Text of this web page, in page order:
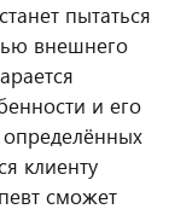
пытаться
внешнего
и его
клиенту
сможет